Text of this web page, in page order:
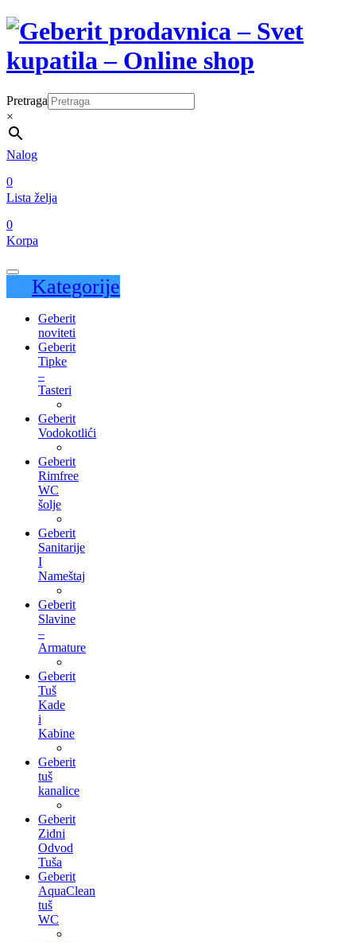
Pretraga
×
Nalog
0
Lista želja
0
Korpa
Kategorije
Geberit
noviteti
Geberit
Tipke
–
Tasteri
Geberit
Vodokotlići
Geberit
Rimfree
WC
šolje
Geberit
Sanitarije
I
Nameštaj
Geberit
Slavine
–
Armature
Geberit
Tuš
Kade
i
Kabine
Geberit
tuš
kanalice
Geberit
Zidni
Odvod
Tuša
Geberit
AquaClean
tuš
WC